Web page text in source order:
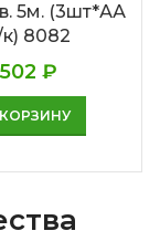
5м. (3шт*АА
8082
502 ₽